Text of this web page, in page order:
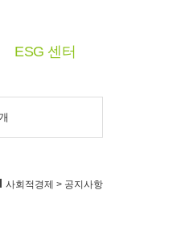
ESG 센터
사회적경제 > 공지사항